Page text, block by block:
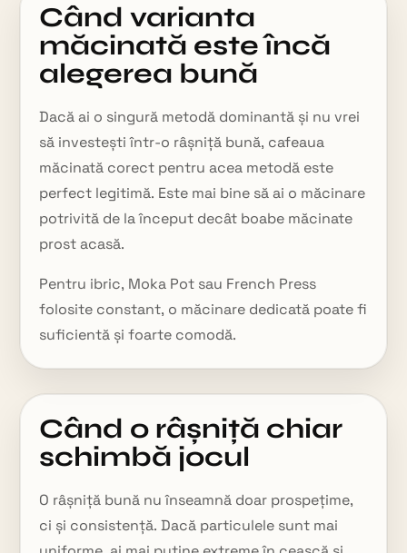
Când varianta
măcinată este încă
alegerea bună
Dacă ai o singură metodă dominantă și nu vrei
să investești într-o râșniță bună, cafeaua
măcinată corect pentru acea metodă este
perfect legitimă. Este mai bine să ai o măcinare
potrivită de la început decât boabe măcinate
prost acasă.
Pentru ibric, Moka Pot sau French Press
folosite constant, o măcinare dedicată poate fi
suficientă și foarte comodă.
Când o râșniță chiar
schimbă jocul
O râșniță bună nu înseamnă doar prospețime,
ci și consistență. Dacă particulele sunt mai